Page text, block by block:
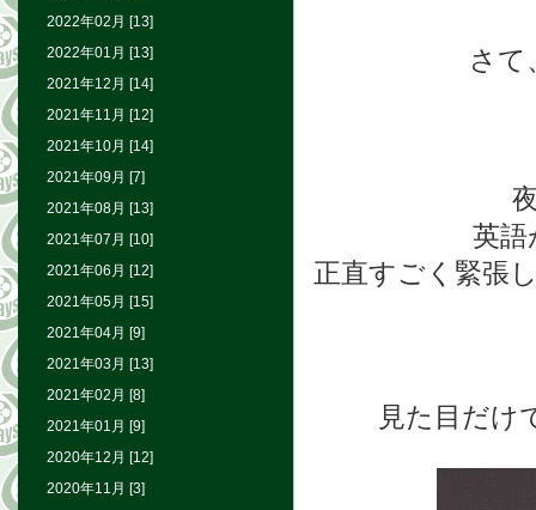
さて
英語
正直すごく緊張
見た目だけ
2022年02月 [13]
2022年01月 [13]
2021年12月 [14]
2021年11月 [12]
2021年10月 [14]
2021年09月 [7]
2021年08月 [13]
2021年07月 [10]
2021年06月 [12]
2021年05月 [15]
2021年04月 [9]
2021年03月 [13]
2021年02月 [8]
2021年01月 [9]
2020年12月 [12]
2020年11月 [3]